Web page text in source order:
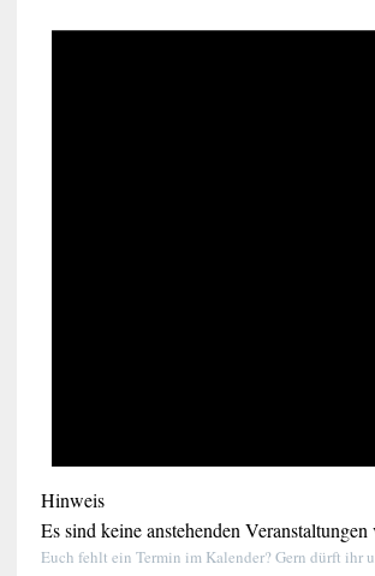
Hinweis
Es sind keine anstehenden Veranstaltungen
Euch fehlt ein Termin im Kalender? Gern dürft ihr